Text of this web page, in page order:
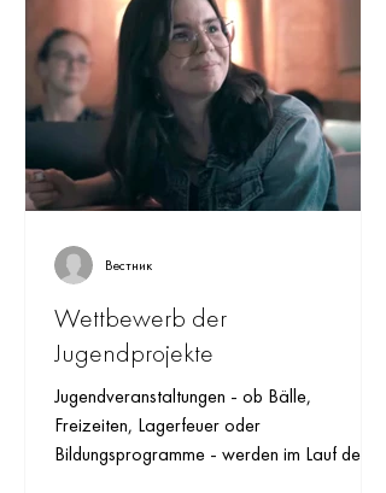
Wettbewerb der
Jugendprojekte
Jugendveranstaltungen - ob Bälle,
Freizeiten, Lagerfeuer oder
Bildungsprogramme - werden im Lauf des
Вестник